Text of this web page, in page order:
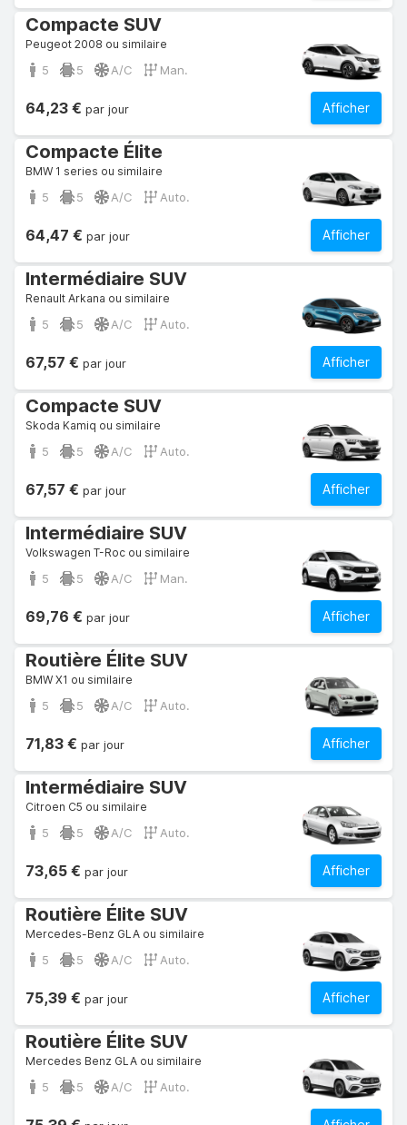
Compacte SUV
Peugeot 2008 ou similaire
5 5 A/C Man.
Afficher
64,23 € par jour
Compacte Élite
BMW 1 series ou similaire
5 5 A/C Auto.
Afficher
64,47 € par jour
Intermédiaire SUV
Renault Arkana ou similaire
5 5 A/C Auto.
Afficher
67,57 € par jour
Compacte SUV
Skoda Kamiq ou similaire
5 5 A/C Auto.
Afficher
67,57 € par jour
Intermédiaire SUV
Volkswagen T-Roc ou similaire
5 5 A/C Man.
Afficher
69,76 € par jour
Routière Élite SUV
BMW X1 ou similaire
5 5 A/C Auto.
Afficher
71,83 € par jour
Intermédiaire SUV
Citroen C5 ou similaire
5 5 A/C Auto.
Afficher
73,65 € par jour
Routière Élite SUV
Mercedes-Benz GLA ou similaire
5 5 A/C Auto.
Afficher
75,39 € par jour
Routière Élite SUV
Mercedes Benz GLA ou similaire
5 5 A/C Auto.